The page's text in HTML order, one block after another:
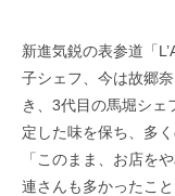
新進気鋭の表参道「
子シェフ、 今は故郷
き、 3代目の馬堀シェ
定した味を保ち、多
「 このまま、お店を
連さんも多かったこと